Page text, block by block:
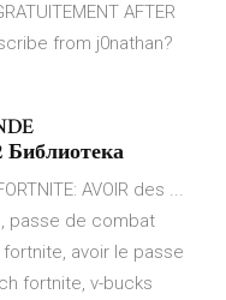
AFTER
from j0nathan?
Библиотека
AVOIR des ...
passe de combat
avoir le passe
fortnite, v-bucks